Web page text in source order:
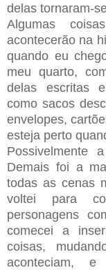
delas tornaram-
Algumas
acontecerão na
quando eu
meu quarto,
delas escritas
como sacos
envelopes,
esteja perto
Possivelmente
Demais foi a
todas as cenas
voltei para
personagens
comecei a
coisas,
aconteciam,